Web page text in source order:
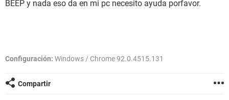
BEEP y nada eso da en mi pc necesito ayuda porfavor.
Configuración: Windows / Chrome 92.0.4515.131
Compartir